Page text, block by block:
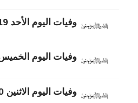
وفيات اليوم الأحد 2026/7/19
وفيات اليوم الخميس 2026/7/
وفيات اليوم الاثنين 2026/7/20